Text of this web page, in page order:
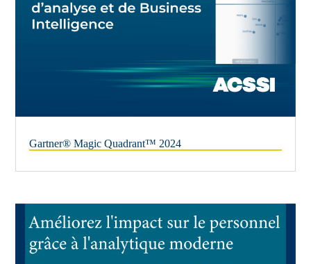
Gartner® Magic Quadrant™ 2024